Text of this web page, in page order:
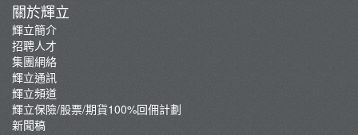
關於輝立
輝立簡介
招聘人才
集團網絡
輝立通訊
輝立頻道
輝立保險/股票/期貨100%回佣計劃
新聞稿